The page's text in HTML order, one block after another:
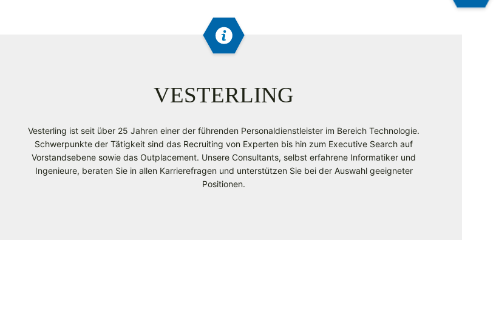
VESTERLING
Vesterling ist seit über 25 Jahren einer der führenden Personaldienstleister im Bereich Technologie.
Schwerpunkte der Tätigkeit sind das Recruiting von Experten bis hin zum Executive Search auf
Vorstandsebene sowie das Outplacement. Unsere Consultants, selbst erfahrene Informatiker und
Ingenieure, beraten Sie in allen Karrierefragen und unterstützen Sie bei der Auswahl geeigneter
Positionen.